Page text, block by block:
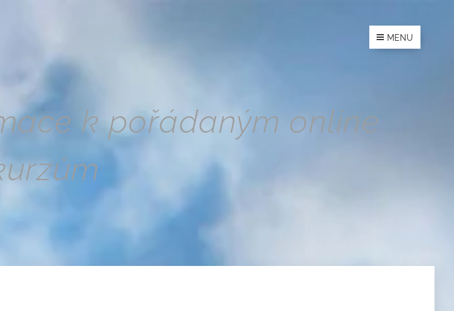
MENU
k pořádaným online